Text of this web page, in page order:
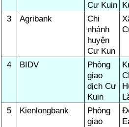
Cư Kuin
3
Agribank
Chi
nhánh
huyện
Cư Kun
4 BIDV
Phòng
giao
dịch Cư
Kuin
5
Kienlongbank
Phòng
giao